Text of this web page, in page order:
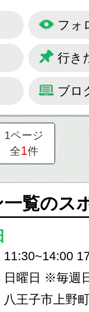
フォ
行き
ブロ
1ページ
全1件
覧のス
11:30~14:00
日曜日 ※毎週
月曜日になり
八王子市上野